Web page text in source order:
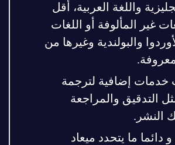
واللغة العربية، أقل
غير المألوفة أو اللغات
والبولندية وغيرها من
إضافية لترجمة
التدقيق والمراجعة
النشر.
دائما ما يتحدد ميعاد